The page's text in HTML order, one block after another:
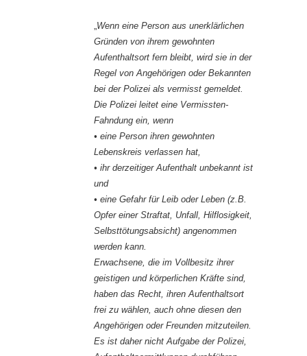
Wenn eine Person aus unerklärlichen
Gründen von ihrem gewohnten
Aufenthaltsort fern bleibt, wird sie in der
Regel von Angehörigen oder Bekannten
bei der Polizei als vermisst gemeldet.
Die Polizei leitet eine Vermissten-
Fahndung ein, wenn
• eine Person ihren gewohnten
Lebenskreis verlassen hat,
• ihr derzeitiger Aufenthalt unbekannt ist
und
• eine Gefahr für Leib oder Leben (z.B.
Opfer einer Straftat, Unfall, Hilflosigkeit,
Selbsttötungsabsicht) angenommen
werden kann.
Erwachsene, die im Vollbesitz ihrer
geistigen und körperlichen Kräfte sind,
haben das Recht, ihren Aufenthaltsort
frei zu wählen, auch ohne diesen den
Angehörigen oder Freunden mitzuteilen.
Es ist daher nicht Aufgabe der Polizei,